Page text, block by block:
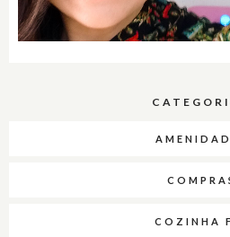
COZINHA